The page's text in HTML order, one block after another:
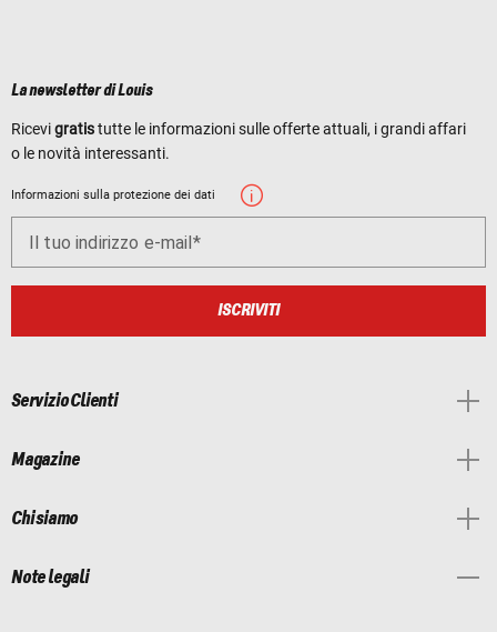
La newsletter di Louis
Ricevigratistutte le informazioni sulle offerte attuali, i grandi affari
o le novità interessanti.
Informazioni sulla protezione dei dati
Il tuo indirizzo e-mail
ISCRIVITI
Servizio Clienti
Magazine
Chi siamo
Note legali